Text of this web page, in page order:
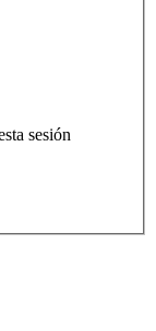
sesión